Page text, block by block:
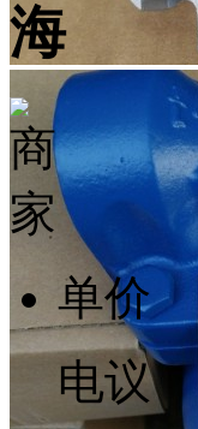
海
单价
电议